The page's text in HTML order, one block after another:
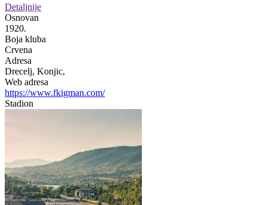
Detaljnije
Osnovan
1920.
Boja kluba
Crvena
Adresa
Drecelj, Konjic,
Web adresa
https://www.fkigman.com/
Stadion